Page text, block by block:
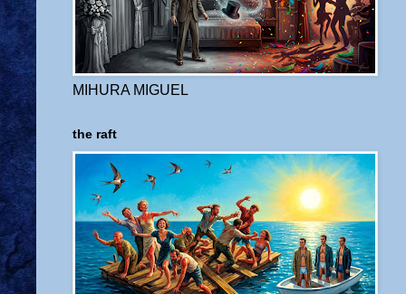
MIHURA MIGUEL
the raft